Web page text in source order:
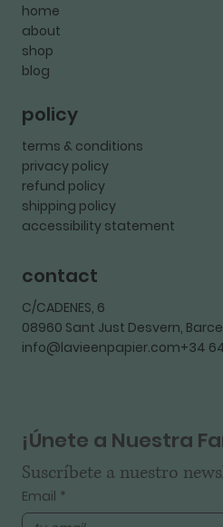
home
about
shop
blog
policy
terms & conditions
privacy policy
refund policy
shipping policy
accessibility statement
contact
C/CADENES, 6
08960 Sant Just Desvern,
info@lavieenpapier.com+34
¡Únete a Nuestra
Suscríbete a nuestro
Email *